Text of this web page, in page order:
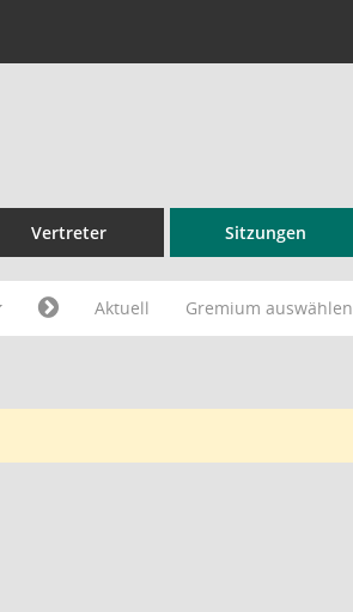
Vertreter Sitzungen
Aktuell Gremium auswählen